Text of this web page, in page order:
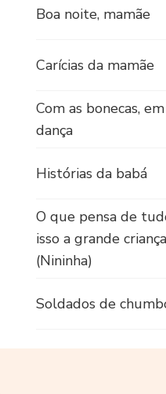
Boa noite, mamãe
Carícias da mamãe
Com as bonecas, em
dança
Histórias da babá
O que pensa de
isso a grande criança
(Nininha)
Soldados de